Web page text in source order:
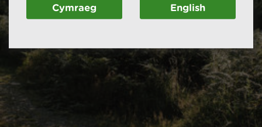
Cymraeg English